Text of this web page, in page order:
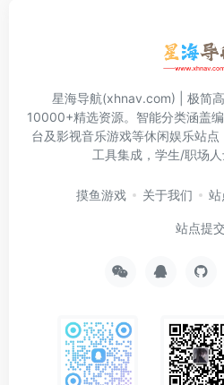
星海导航(xhnav.com) | 极简
10000+精选资源。智能分类涵盖
台及影视音乐游戏等休闲娱乐站
工具集成，学生/职场人
摸鱼游戏 关于我们 站
站点提交